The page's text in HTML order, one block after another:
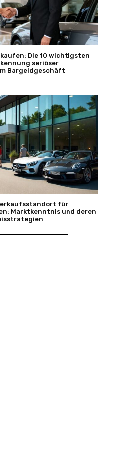
Die 10 wichtigsten
seriöser
Bargeldgeschäft
für
Marktkenntnis und deren